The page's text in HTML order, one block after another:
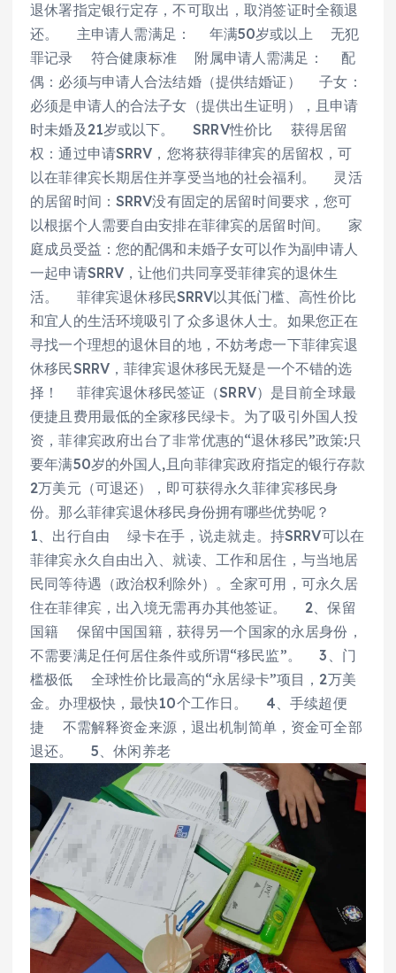
退休署指定银行定存，不可取出，取消签证时全额退
还。 主申请人需满足： 年满50岁或以上 无犯
罪记录 符合健康标准 附属申请人需满足： 配
偶：必须与申请人合法结婚（提供结婚证） 子女：
必须是申请人的合法子女（提供出生证明），且申请
时未婚及21岁或以下。 SRRV性价比 获得居留
权：通过申请SRRV，您将获得菲律宾的居留权，可
以在菲律宾长期居住并享受当地的社会福利。 灵活
的居留时间：SRRV没有固定的居留时间要求，您可
以根据个人需要自由安排在菲律宾的居留时间。 家
庭成员受益：您的配偶和未婚子女可以作为副申请人
一起申请SRRV，让他们共同享受菲律宾的退休生
活。 菲律宾退休移民SRRV以其低门槛、高性价比
和宜人的生活环境吸引了众多退休人士。如果您正在
寻找一个理想的退休目的地，不妨考虑一下菲律宾退
休移民SRRV，菲律宾退休移民无疑是一个不错的选
择！ 菲律宾退休移民签证（SRRV）是目前全球最
便捷且费用最低的全家移民绿卡。为了吸引外国人投
资，菲律宾政府出台了非常优惠的“退休移民”政策:只
要年满50岁的外国人,且向菲律宾政府指定的银行存款
2万美元（可退还），即可获得永久菲律宾移民身
份。那么菲律宾退休移民身份拥有哪些优势呢？
1、出行自由 绿卡在手，说走就走。持SRRV可以在
菲律宾永久自由出入、就读、工作和居住，与当地居
民同等待遇（政治权利除外）。全家可用，可永久居
住在菲律宾，出入境无需再办其他签证。 2、保留
国籍 保留中国国籍，获得另一个国家的永居身份，
不需要满足任何居住条件或所谓“移民监”。 3、门
槛极低 全球性价比最高的“永居绿卡”项目，2万美
金。办理极快，最快10个工作日。 4、手续超便
捷 不需解释资金来源，退出机制简单，资金可全部
退还。 5、休闲养老